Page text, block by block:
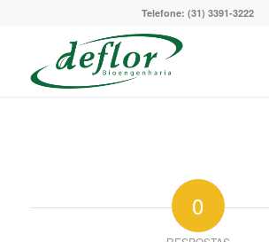
Telefone: (31) 3391-3222
0